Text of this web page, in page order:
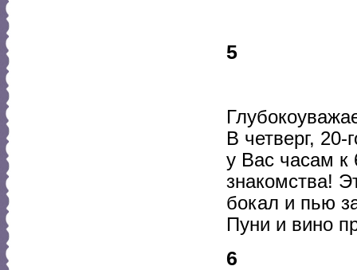
5
В четверг,
у Вас часам к
знакомства!
бокал и пью
Пуни и вино
6